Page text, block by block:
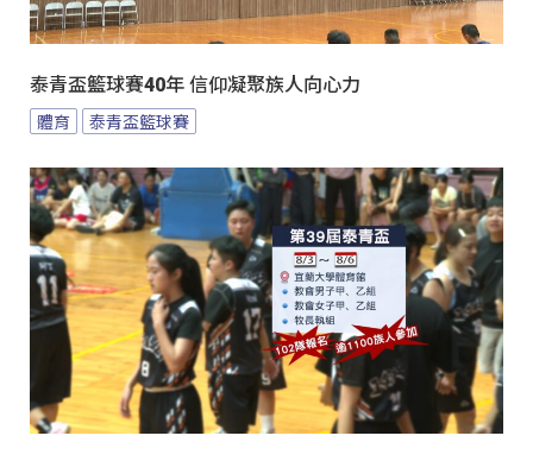
泰青盃籃球賽40年 信仰凝聚族人向心力
體育 泰青盃籃球賽